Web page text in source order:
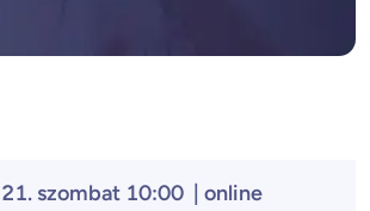
szombat 10:00 | online